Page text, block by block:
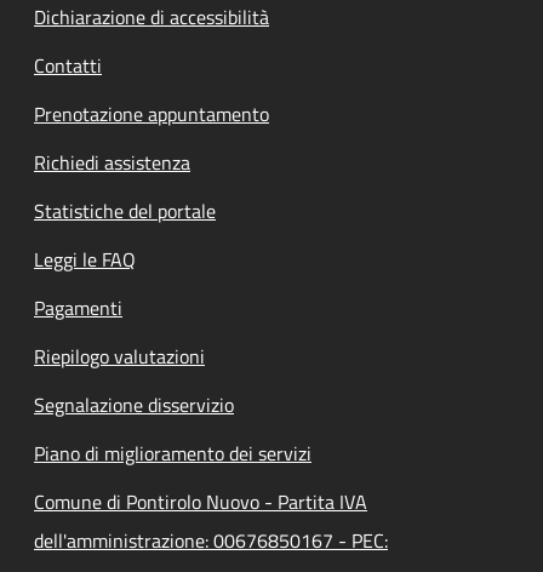
Dichiarazione di accessibilità
Contatti
Prenotazione appuntamento
Richiedi assistenza
Statistiche del portale
Leggi le FAQ
Pagamenti
Riepilogo valutazioni
Segnalazione disservizio
Piano di miglioramento dei servizi
Comune di Pontirolo Nuovo - Partita IVA
dell'amministrazione: 00676850167 - PEC: